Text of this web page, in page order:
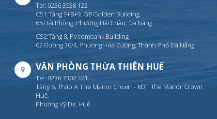
Tel: 0236 3538 122
CS1:Tầng 3+8+9, G8 Golden Building,
65 Hải Phòng, Phường Hải Châu, Đà Nẵng.
CS2:Tầng 8, PVcombank Building,
02 Đường 30/4, Phường Hòa Cường, Thành Phố Đà Nẵng.
VĂN PHÒNG THỪA THIÊN HUẾ
Tel: 0236 7302 371
Tầng 6, Tháp A The Manor Crown - KĐT The Manor Crown
Huế,
Phường Vỹ Dạ, Huế